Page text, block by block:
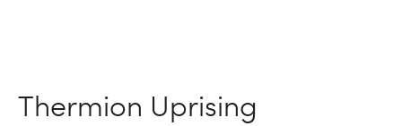
Thermion Uprising